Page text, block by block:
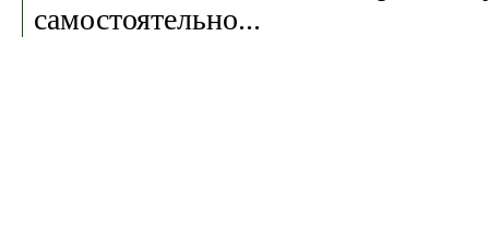
самостоятельно...